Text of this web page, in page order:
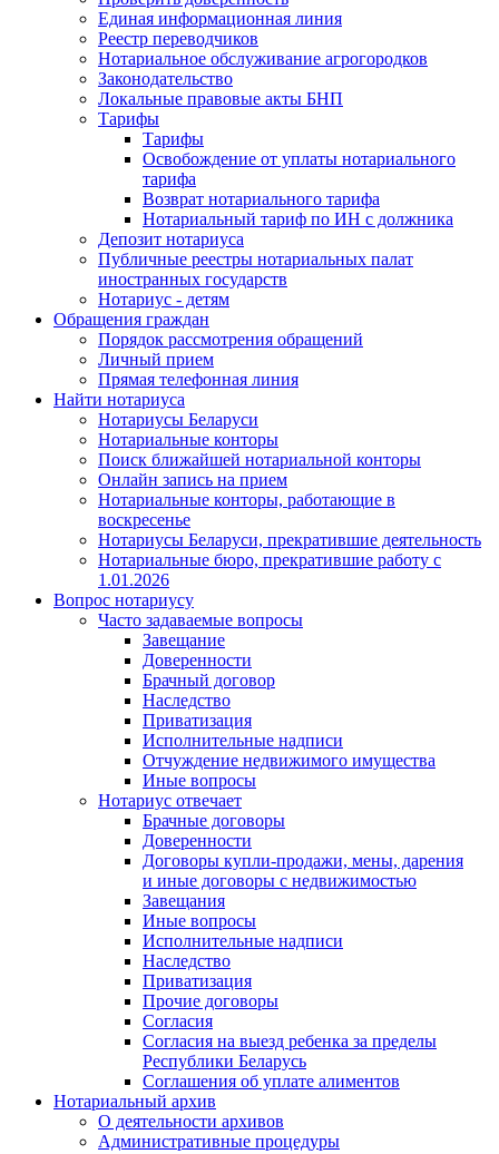
Единая информационная линия
Реестр переводчиков
Нотариальное обслуживание агрогородков
Законодательство
Локальные правовые акты БНП
Тарифы
Тарифы
Освобождение от уплаты нотариального
тарифа
Возврат нотариального тарифа
Нотариальный тариф по ИН с должника
Депозит нотариуса
Публичные реестры нотариальных палат
иностранных государств
Нотариус - детям
Обращения граждан
Порядок рассмотрения обращений
Личный прием
Прямая телефонная линия
Найти нотариуса
Нотариусы Беларуси
Нотариальные конторы
Поиск ближайшей нотариальной конторы
Онлайн запись на прием
Нотариальные конторы, работающие в
воскресенье
Нотариусы Беларуси, прекратившие деятельность
Нотариальные бюро, прекратившие работу с
1.01.2026
Вопрос нотариусу
Часто задаваемые вопросы
Завещание
Доверенности
Брачный договор
Наследство
Приватизация
Исполнительные надписи
Отчуждение недвижимого имущества
Иные вопросы
Нотариус отвечает
Брачные договоры
Доверенности
Договоры купли-продажи, мены, дарения
и иные договоры с недвижимостью
Завещания
Иные вопросы
Исполнительные надписи
Наследство
Приватизация
Прочие договоры
Согласия
Согласия на выезд ребенка за пределы
Республики Беларусь
Соглашения об уплате алиментов
Нотариальный архив
О деятельности архивов
Административные процедуры